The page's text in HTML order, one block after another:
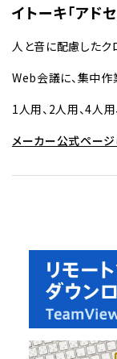
イトーキ「アドセ
人と音に配慮したク
Web会議に、集中作
1人用、2人用、4人
メーカー公式ページ